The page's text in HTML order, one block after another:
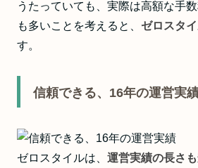
うたっていても、実際は高額な手
も多いことを考えると、 ゼロスタ
す。
信頼できる、16年の運営実
ゼロスタイルは、 運営実績の長さ